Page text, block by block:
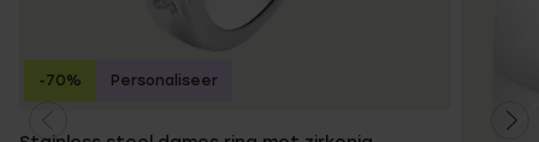
-70% Personaliseer